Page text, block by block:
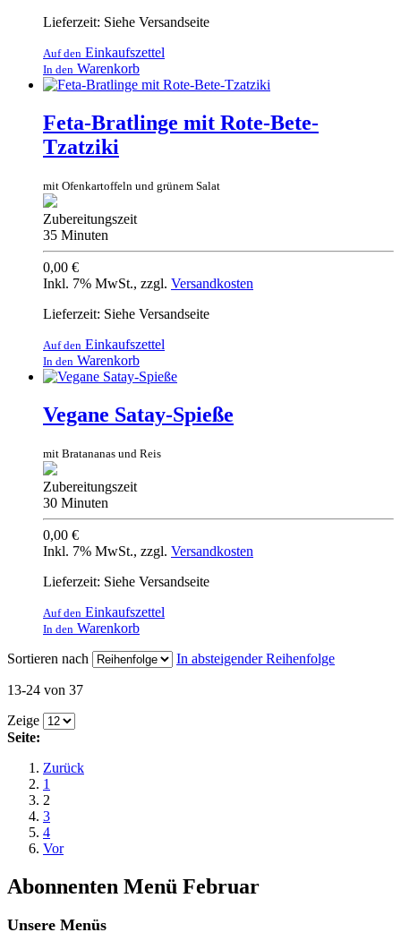
Lieferzeit: Siehe Versandseite
Auf den Einkaufszettel
In den Warenkorb
Feta-Bratlinge mit Rote-Bete-
Tzatziki
mit Ofenkartoffeln und grünem Salat
Zubereitungszeit
35 Minuten
0,00 €
Inkl. 7% MwSt., zzgl. Versandkosten
Lieferzeit: Siehe Versandseite
Auf den Einkaufszettel
In den Warenkorb
Vegane Satay-Spieße
mit Bratananas und Reis
Zubereitungszeit
30 Minuten
0,00 €
Inkl. 7% MwSt., zzgl. Versandkosten
Lieferzeit: Siehe Versandseite
Auf den Einkaufszettel
In den Warenkorb
Sortieren nach
In absteigender Reihenfolge
13-24 von 37
Zeige
Seite:
Zurück
1
2
3
4
Vor
Abonnenten Menü Februar
Unsere Menüs